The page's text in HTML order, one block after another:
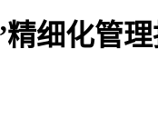
精细化管